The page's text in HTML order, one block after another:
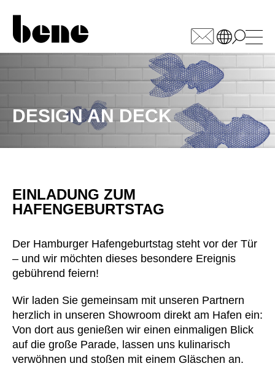
WÄHLEN SIE IHREN
MARKT
Armenien(AM)
Australien (AU)
Bulgarien (BG)
China(CN)
Dänemark(DK)
Elfenbeinküste(CI)
Finnland(FI)
Frankreich (FR)
Ghana(GH)
Griechenland(GR)
Großbritannien(GB)
DESIGN AN DECK
EINLADUNG ZUM
HAFENGEBURTSTAG
Der Hamburger Hafengeburtstag steht vor der Tür
– und wir möchten dieses besondere Ereignis
gebührend feiern!
Wir laden Sie gemeinsam mit unseren Partnern
herzlich in unseren Showroom direkt am Hafen ein:
Von dort aus genießen wir einen einmaligen Blick
auf die große Parade, lassen uns kulinarisch
verwöhnen und stoßen mit einem Gläschen an.